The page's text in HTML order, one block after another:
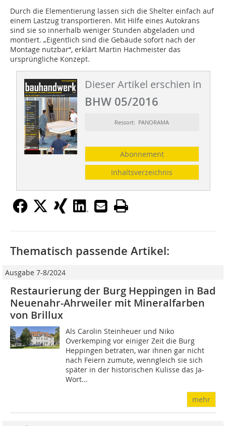
Durch die Elementierung lassen sich die Shelter einfach auf
einem Lastzug transportieren. Mit Hilfe eines Autokrans
sind sie so innerhalb weniger Stunden abgeladen und
montiert. „Eigentlich sind die Gebäude sofort nach der
Montage nutzbar“, erklärt Martin Hachmeister das
ursprüngliche Konzept.
Dieser Artikel erschien in
BHW 05/2016
Ressort: PANORAMA
Abonnement
Inhaltsverzeichnis
Thematisch passende Artikel:
Ausgabe 7-8/2024
Restaurierung der Burg Heppingen in Bad
Neuenahr-Ahrweiler mit Mineralfarben
von Brillux
Als Carolin Steinheuer und Niko
Overkemping vor einiger Zeit die Burg
Heppingen betraten, war ihnen gar nicht
nach Feiern zumute, wenngleich sie sich
später in der historischen Kulisse das Ja-
Wort...
mehr